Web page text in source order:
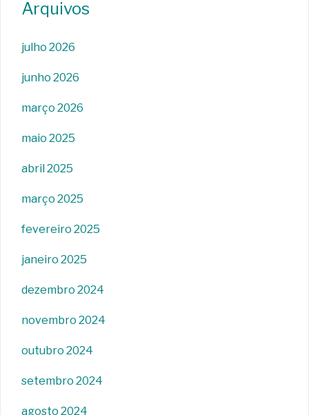
Arquivos
julho 2026
junho 2026
março 2026
maio 2025
abril 2025
março 2025
fevereiro 2025
janeiro 2025
dezembro 2024
novembro 2024
outubro 2024
setembro 2024
agosto 2024